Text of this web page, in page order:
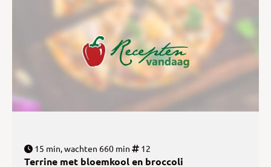
15 min, wachten 660 min 12
Terrine met bloemkool en broccoli